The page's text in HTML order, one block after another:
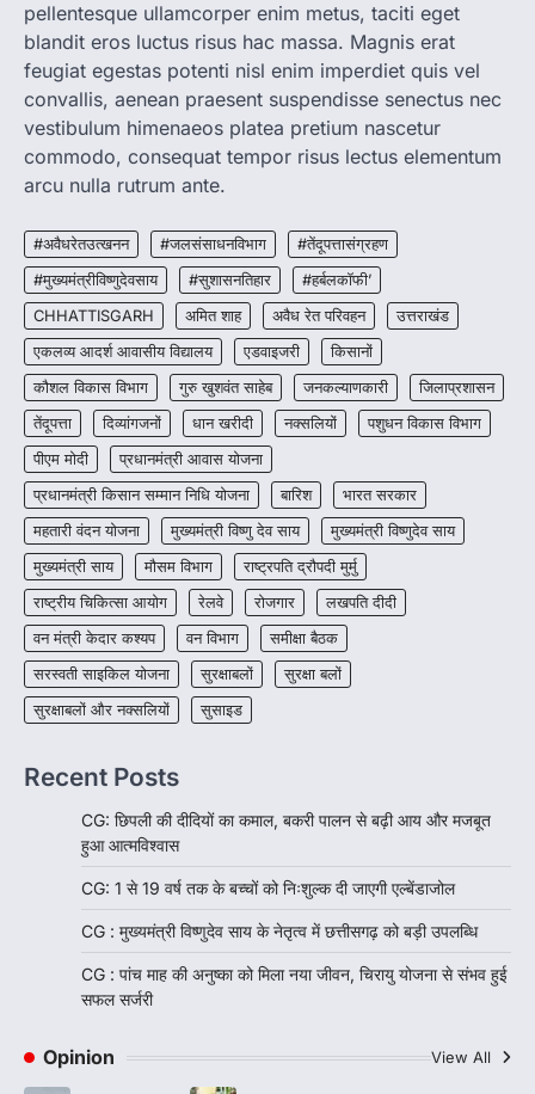
2
रायपुर। राष्ट्रीय कृमि मुक्ति दिवस भारत सरकार द्वारा
बच्चों के स्वास्थ्य सुधार के लिए वर्ष…
3
CHHATTISGARH
CG : मुख्यमंत्री विष्णुदेव साय के नेतृत्व में
छत्तीसगढ़ को बड़ी उपलब्धि
More Khabar
हरित विकास और किसानों की आय…
4
CHHATTISGARH
CG : पांच माह की अनुष्का को मिला नया
जीवन, चिरायु योजना से संभव हुई सफल सर्जरी
More Khabar August 7, 2026
रायपुर। राष्ट्रीय बाल स्वास्थ्य कार्यक्रम (चिरायु) के तहत
जशपुर जिले की 5 माह की मासूम…
pellentesque ullamcorper enim metus, taciti eget
blandit eros luctus risus hac massa. Magnis erat
feugiat egestas potenti nisl enim imperdiet quis vel
convallis, aenean praesent suspendisse senectus nec
vestibulum himenaeos platea pretium nascetur
commodo, consequat tempor risus lectus elementum
arcu nulla rutrum ante.
#अवैधरेतउत्खनन #जलसंसाधनविभाग
#तेंदूपत्तासंग्रहण
#मुख्यमंत्रीविष्णुदेवसाय
#सुशासनतिहार
#हर्बलकॉफी’
CHHATTISGARH
अमित शाह अवैध रेत परिवहन
उत्तराखंड
एकलव्य आदर्श आवासीय विद्यालय
एडवाइजरी
किसानों
कौशल विकास विभाग
गुरु खुशवंत साहेब जनकल्याणकारी
जिलाप्रशासन
तेंदूपत्ता
दिव्यांगजनों धान खरीदी नक्सलियों
पशुधन विकास विभाग
पीएम मोदी
प्रधानमंत्री आवास योजना
प्रधानमंत्री किसान सम्मान निधि योजना
बारिश
भारत सरकार
महतारी वंदन योजना
मुख्यमंत्री विष्णु देव साय
मुख्यमंत्री विष्णुदेव साय
मुख्यमंत्री साय
मौसम विभाग
राष्ट्रपति द्रौपदी मुर्मु
राष्ट्रीय चिकित्सा आयोग
रेलवे रोजगार
लखपति दीदी
वन मंत्री केदार कश्यप
वन विभाग
समीक्षा बैठक
सरस्वती साइकिल योजना
सुरक्षाबलों
सुरक्षा बलों
सुरक्षाबलों और नक्सलियों
सुसाइड
Recent Posts
CG: छिपली की दीदियों का कमाल, बकरी पालन से बढ़ी आय और मजबूत
हुआ आत्मविश्वास
CG: 1 से 19 वर्ष तक के बच्चों को निःशुल्क दी जाएगी एल्बेंडाजोल
CG : मुख्यमंत्री विष्णुदेव साय के नेतृत्व में छत्तीसगढ़ को बड़ी उपलब्धि
CG : पांच माह की अनुष्का को मिला नया जीवन, चिरायु योजना से संभव हुई
सफल सर्जरी
Opinion View All